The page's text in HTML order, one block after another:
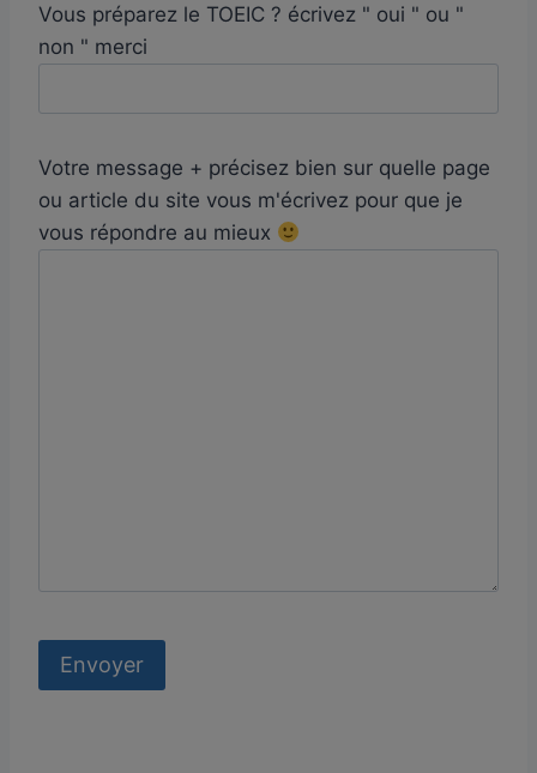
Vous préparez le TOEIC ? écrivez " oui " ou "
non " merci
Votre message + précisez bien sur quelle page
ou article du site vous m'écrivez pour que je
vous répondre au mieux